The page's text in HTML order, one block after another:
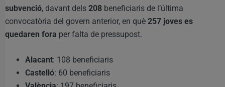
subvenció, davant dels 208 beneficiaris de l’última
convocatòria del govern anterior, en què 257 joves es
quedaren fora per falta de pressupost.
Alacant: 108 beneficiaris
Castelló: 60 beneficiaris